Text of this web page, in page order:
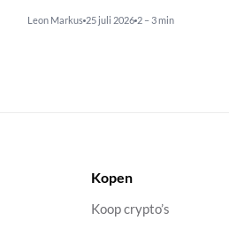
Leon Markus 25 juli 2026 2 – 3 min
Kopen
Koop crypto’s